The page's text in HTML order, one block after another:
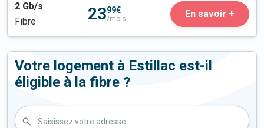
2 Gb/s
Fibre
2399€
/mois En savoir +
Votre logement à Estillac est-il
éligible à la fibre ?
Saisissez votre adresse